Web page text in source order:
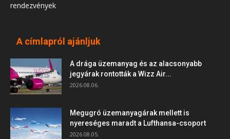
rendezvények
A címlapról ajánljuk
A drága üzemanyag és az alacsonyabb
jegyárak rontották a Wizz Air...
2026.08.06.
Megugró üzemanyagárak mellett is
nyereséges maradt a Lufthansa-csoport
2026.08.05.